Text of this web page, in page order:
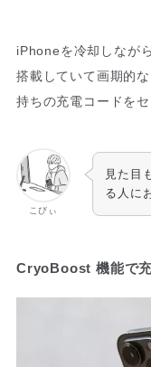
iPhoneを冷却しなが
搭載していて画期的
持ちの充電コードを
こびぃ
見た目
る人に
CryoBoost 機能で